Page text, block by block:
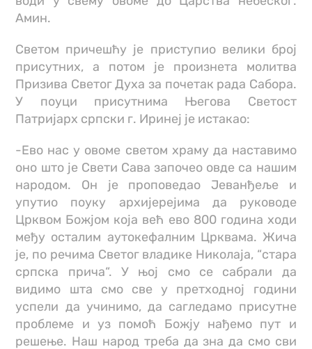
Амин.
Светом причешћу је приступио велики број
присутних, а потом је произнета молитва
Призива Светог Духа за почетак рада Сабора.
У поуци присутнима Његова Светост
Патријарх српски г. Иринеј је истакао:
-Ево нас у овоме светом храму да наставимо
оно што је Свети Сава започео овде са нашим
народом. Он је проповедао Јеванђеље и
упутио поуку архијерејима да руководе
Црквом Божјом која већ ево 800 година ходи
међу осталим аутокефалним Црквама. Жича
је, по речима Светог владике Николаја, “стара
српска прича“. У њој смо се сабрали да
видимо шта смо све у претходној години
успели да учинимо, да сагледамо присутне
проблеме и уз помоћ Божју нађемо пут и
решење. Наш народ треба да зна да смо сви